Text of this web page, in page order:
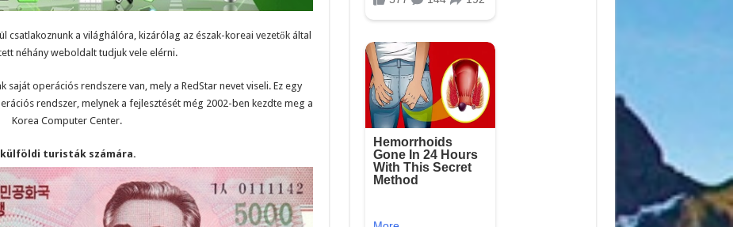
csatlakoznunk a világhálóra, kizárólag az észak-koreai vezetők által
néhány weboldalt tudjuk vele elérni.
saját operációs rendszere van, mely a RedStar nevet viseli. Ez egy
rendszer, melynek a fejlesztését még 2002-ben kezdte meg a
Korea Computer Center.
külföldi turisták számára.